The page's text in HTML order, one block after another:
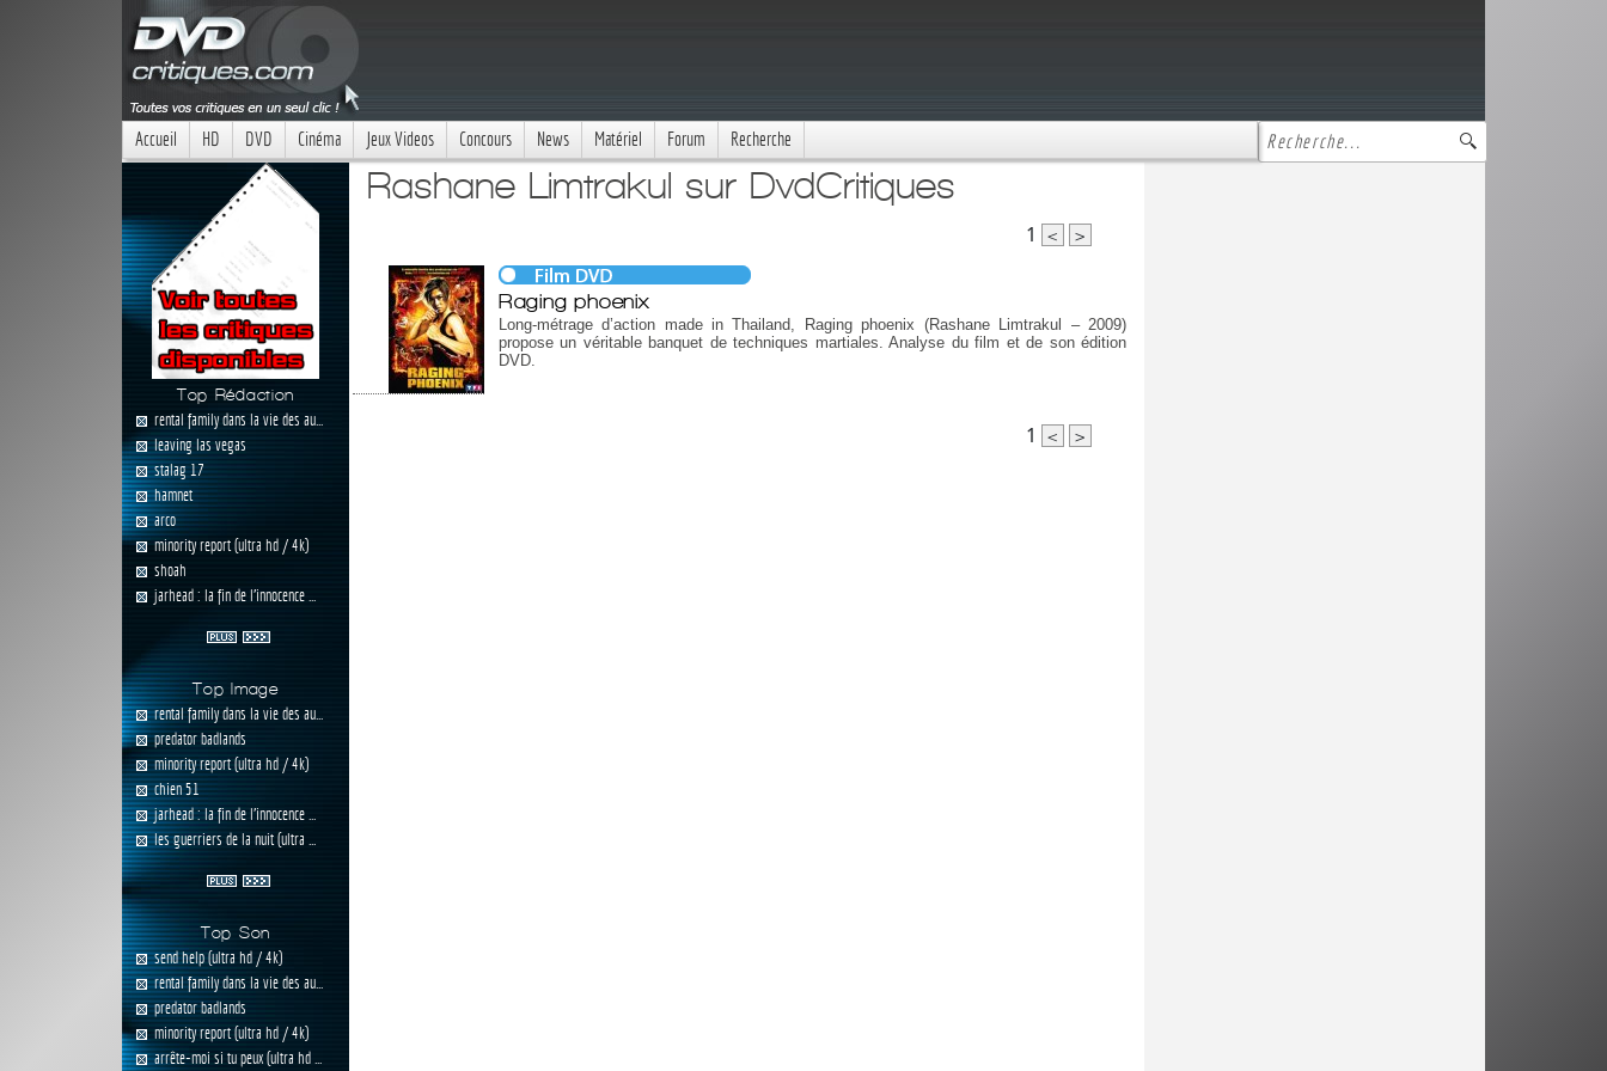
Accueil HD DVD Cinéma Jeux Videos Concours News Matériel Forum Recherche
Top Rédaction
rental family dans la vie des au...
leaving las vegas
stalag 17
hamnet
arco
minority report (ultra hd / 4k)
shoah
jarhead : la fin de l'innocence ...
Top Image
rental family dans la vie des au...
predator badlands
minority report (ultra hd / 4k)
chien 51
jarhead : la fin de l'innocence ...
les guerriers de la nuit (ultra ...
Top Son
send help (ultra hd / 4k)
rental family dans la vie des au...
predator badlands
minority report (ultra hd / 4k)
arrête-moi si tu peux (ultra hd ...
Rashane Limtrakul sur DvdCritiques
1 < >
Raging phoenix
Long-métrage d’action made in Thailand, Raging phoenix (Rashane Limtrakul – 2009)
propose un véritable banquet de techniques martiales. Analyse du film et de son édition
DVD.
1 < >